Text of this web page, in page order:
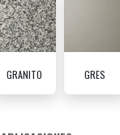
GRES
GRANITO